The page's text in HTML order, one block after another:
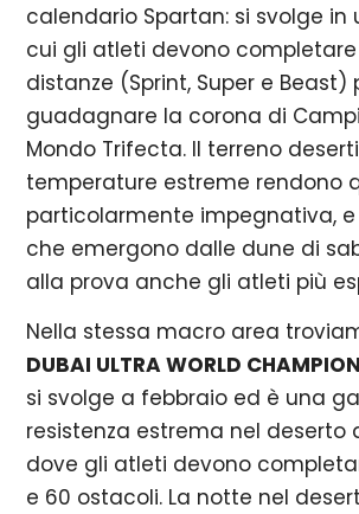
calendario Spartan: si svolge in
cui gli atleti devono
distanze (Sprint, Super e Beast)
guadagnare la corona di
Mondo Trifecta. Il terreno
temperature estreme rendono
particolarmente impegnativa,
che emergono dalle dune di
alla prova anche gli atleti più
Nella stessa macro area
DUBAI ULTRA WORLD
si svolge a febbraio ed è una
resistenza estrema nel deserto
dove gli atleti devono
e 60 ostacoli. La notte nel